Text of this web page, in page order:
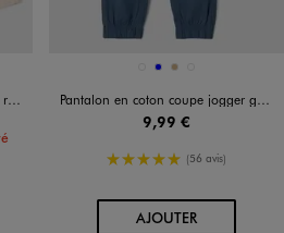
Disponible en 4 coloris
BEIGE FONCE
BLEUOCRE
Pantalon en coton coupe jogger garçon
9,99 €
5/5 de moyenne
(56 avis)
AJOUTERAU PANIER